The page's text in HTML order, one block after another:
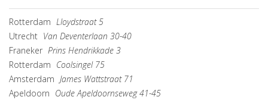
Rotterdam Lloydstraat 5
Utrecht Van Deventerlaan 30-40
Franeker Prins Hendrikkade 3
Rotterdam Coolsingel 75
Amsterdam James Wattstraat 71
Apeldoorn Oude Apeldoornseweg 41-45